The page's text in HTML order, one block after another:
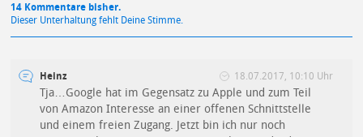
14 Kommentare bisher.
Dieser Unterhaltung fehlt Deine Stimme.
Heinz 18.07.2017, 10:10 Uhr
Tja…Google hat im Gegensatz zu Apple und zum Teil
von Amazon Interesse an einer offenen Schnittstelle
und einem freien Zugang. Jetzt bin ich nur noch